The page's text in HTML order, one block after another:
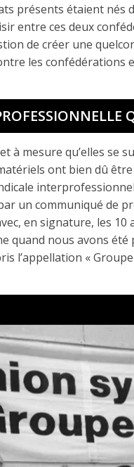
présents étaient nés
entre ces deux
de créer une
les confédérations
à mesure qu’elles se
ont bien dû
un communiqué de
en signature, les 10
quand nous avons
l’appellation « Groupe